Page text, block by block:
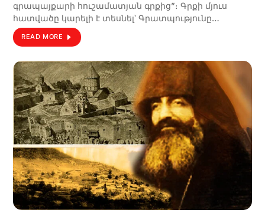
գրապայքարի հուշամատյան գրքից”։ Գրքի մյուս
հատվածը կարելի է տեսնել՝ Գրատպությունը…
READ MORE